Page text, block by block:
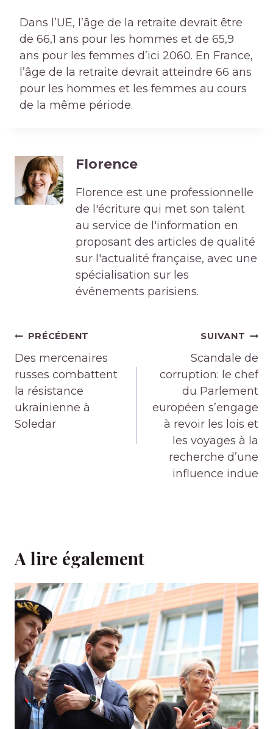
Dans l’UE, l’âge de la retraite devrait être
de 66,1 ans pour les hommes et de 65,9
ans pour les femmes d’ici 2060. En France,
l’âge de la retraite devrait atteindre 66 ans
pour les hommes et les femmes au cours
de la même période.
Florence
Florence est une professionnelle
de l'écriture qui met son talent
au service de l'information en
proposant des articles de qualité
sur l'actualité française, avec une
spécialisation sur les
événements parisiens.
Navigation
de
l’article
PRÉCÉDENT
Des mercenaires
russes combattent
la résistance
ukrainienne à
Soledar
SUIVANT
Scandale de
corruption: le chef
du Parlement
européen s’engage
à revoir les lois et
les voyages à la
recherche d’une
influence indue
A lire également